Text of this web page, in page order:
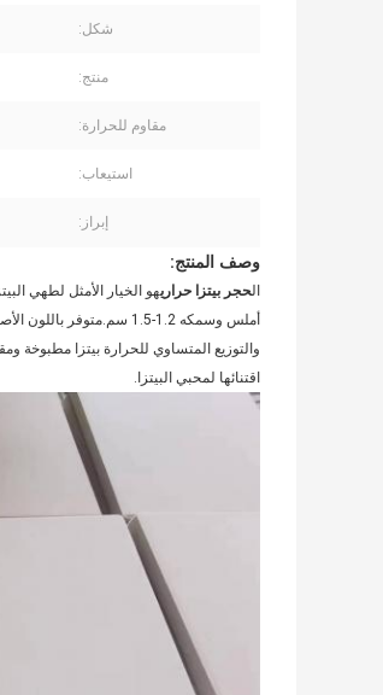
شكل:
منتج:
مقاوم للحرارة:
استيعاب:
إبراز:
وصف المنتج:
الحجر بيتزا حراريهو الخيار الأمثل لطهي
أملس وسمكه 1.2-1.5
والتوزيع المتساوي للحرارة بيتزا مطبوخة
اقتنائها لمحبي البيتزا.